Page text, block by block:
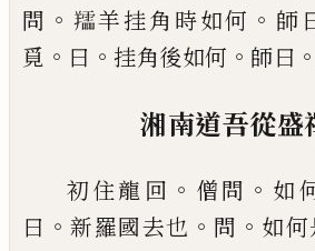
問 。 𦏪羊挂角時如何 。 師
覓 。 曰 。 挂角後如何 。 師曰 。
湘南道吾從盛
初住龍回 。 僧問 。 如
曰 。新羅國去也 。 問 。 如